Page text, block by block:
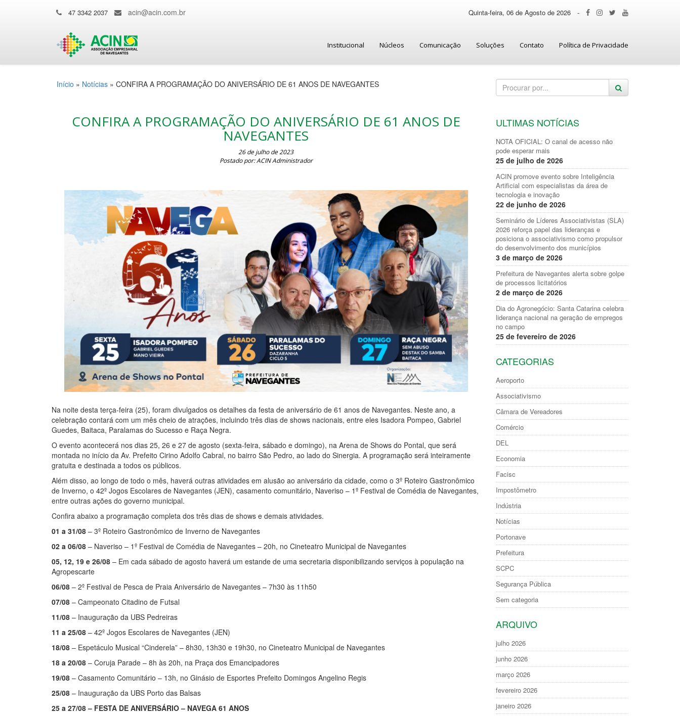
47 3342 2037 acin@acin.com.br Quinta-feira, 06 de Agosto de 2026 -
Institucional Núcleos Comunicação Soluções Contato Política de Privacidade
Início » Notícias » CONFIRA A PROGRAMAÇÃO DO ANIVERSÁRIO DE 61 ANOS DE NAVEGANTES
CONFIRA A PROGRAMAÇÃO DO ANIVERSÁRIO DE 61 ANOS DE
NAVEGANTES
26 de julho de 2023
Postado por: ACIN Administrador
Na noite desta terça-feira (25), foram divulgados os detalhes da festa de aniversário de 61 anos de Navegantes. Neste ano, a
celebração contará com um mês cheio de atrações, incluindo três dias de shows nacionais, entre eles Isadora Pompeo, Gabriel
Guedes, Baitaca, Paralamas do Sucesso e Raça Negra.
O evento acontecerá nos dias 25, 26 e 27 de agosto (sexta-feira, sábado e domingo), na Arena de Shows do Pontal, que será
montada no início da Av. Prefeito Cirino Adolfo Cabral, no bairro São Pedro, ao lado do Sinergia. A programação será inteiramente
gratuita e destinada a todos os públicos.
Além disso, ao longo de todo o mês, haverá outras atividades em alusão ao aniversário da cidade, como o 3º Roteiro Gastronômico
de Inverno, o 42º Jogos Escolares de Navegantes (JEN), casamento comunitário, Naveriso – 1º Festival de Comédia de Navegantes,
entre outras ações do governo municipal.
Confira abaixo a programação completa dos três dias de shows e demais atividades.
01 a 31/08 – 3º Roteiro Gastronômico de Inverno de Navegantes
02 a 06/08 – Naveriso – 1º Festival de Comédia de Navegantes – 20h, no Cineteatro Municipal de Navegantes
05, 12, 19 e 26/08 – Em cada sábado de agosto haverá um estande de uma secretaria disponibilizando serviços à população na
Agropescarte
06/08 – 2º Festival de Pesca de Praia Aniversário de Navegantes – 7h30 às 11h50
07/08 – Campeonato Citadino de Futsal
11/08 – Inauguração da UBS Pedreiras
11 a 25/08 – 42º Jogos Escolares de Navegantes (JEN)
18/08 – Espetáculo Musical “Cinderela” – 8h30, 13h30 e 19h30, no Cineteatro Municipal de Navegantes
18 a 20/08 – Coruja Parade – 8h às 20h, na Praça dos Emancipadores
19/08 – Casamento Comunitário – 13h, no Ginásio de Esportes Prefeito Domingos Angelino Regis
25/08 – Inauguração da UBS Porto das Balsas
25 a 27/08 – FESTA DE ANIVERSÁRIO – NAVEGA 61 ANOS
ULTIMAS NOTÍCIAS
NOTA OFICIAL: O canal de acesso não
pode esperar mais
25 de julho de 2026
ACIN promove evento sobre Inteligência
Artificial com especialistas da área de
tecnologia e inovação
22 de junho de 2026
Seminário de Líderes Associativistas (SLA)
2026 reforça papel das lideranças e
posiciona o associativismo como propulsor
do desenvolvimento dos municípios
3 de março de 2026
Prefeitura de Navegantes alerta sobre golpe
de processos licitatórios
2 de março de 2026
Dia do Agronegócio: Santa Catarina celebra
liderança nacional na geração de empregos
no campo
25 de fevereiro de 2026
CATEGORIAS
Aeroporto
Associativismo
Câmara de Vereadores
Comércio
DEL
Economia
Facisc
Impostômetro
Indústria
Notícias
Portonave
Prefeitura
SCPC
Segurança Pública
Sem categoria
ARQUIVO
julho 2026
junho 2026
março 2026
fevereiro 2026
janeiro 2026